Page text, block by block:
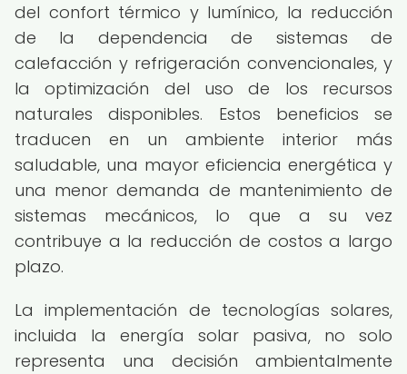
del confort térmico y lumínico, la reducción
de la dependencia de sistemas de
calefacción y refrigeración convencionales, y
la optimización del uso de los recursos
naturales disponibles. Estos beneficios se
traducen en un ambiente interior más
saludable, una mayor eficiencia energética y
una menor demanda de mantenimiento de
sistemas mecánicos, lo que a su vez
contribuye a la reducción de costos a largo
plazo.
La implementación de tecnologías solares,
incluida la energía solar pasiva, no solo
representa una decisión ambientalmente